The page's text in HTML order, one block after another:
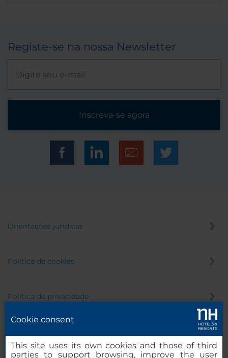
Registe-se na nossa Newsletter
Inscreva-se agora
Orientações jurídicas
Política de cookies
Política de privacidade
Cookie consent
This site uses its own cookies and those of third
parties to support browsing, improve the user